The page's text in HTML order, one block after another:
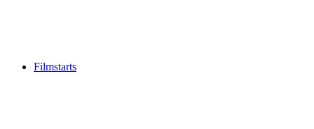
Filmstarts